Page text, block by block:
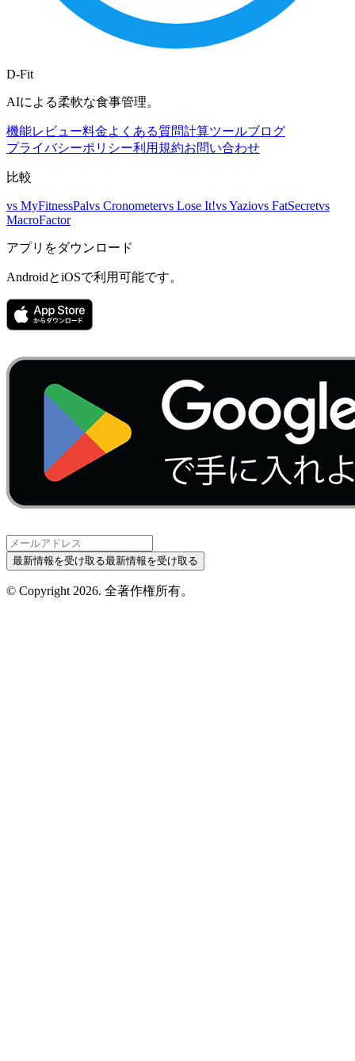
D-Fit
AIによる柔軟な食事管理。
機能レビュー料金よくある質問計算ツールブログ
プライバシーポリシー利用規約お問い合わせ
比較
vs MyFitnessPalvs Cronometervs Lose It!vsYaziovs FatSecretvs
MacroFactor
アプリをダウンロード
AndroidとiOSで利用可能です。
最新情報を受け取る最新情報を受け取る
© Copyright 2026. 全著作権所有。